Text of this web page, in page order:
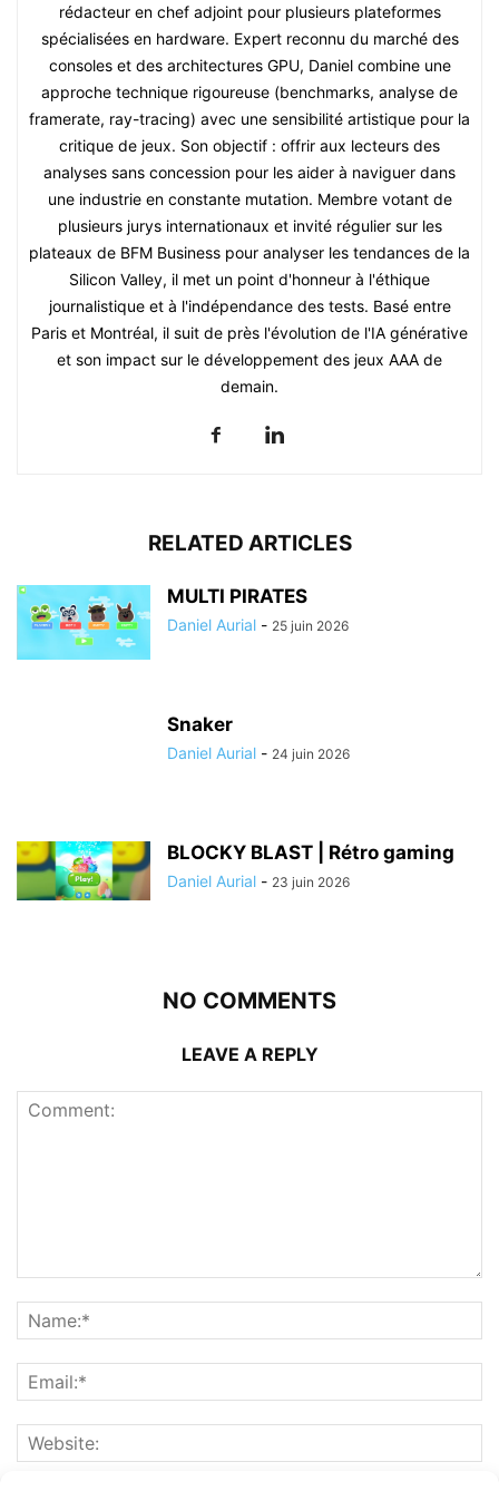
rédacteur en chef adjoint pour plusieurs plateformes
spécialisées en hardware. Expert reconnu du marché des
consoles et des architectures GPU, Daniel combine une
approche technique rigoureuse (benchmarks, analyse de
framerate, ray-tracing) avec une sensibilité artistique pour la
critique de jeux. Son objectif : offrir aux lecteurs des
analyses sans concession pour les aider à naviguer dans
une industrie en constante mutation. Membre votant de
plusieurs jurys internationaux et invité régulier sur les
plateaux de BFM Business pour analyser les tendances de la
Silicon Valley, il met un point d'honneur à l'éthique
journalistique et à l'indépendance des tests. Basé entre
Paris et Montréal, il suit de près l'évolution de l'IA générative
et son impact sur le développement des jeux AAA de
demain.
RELATED ARTICLES
MULTI PIRATES
Daniel Aurial - 25 juin 2026
Snaker
Daniel Aurial - 24 juin 2026
BLOCKY BLAST | Rétro gaming
Daniel Aurial - 23 juin 2026
NO COMMENTS
LEAVE A REPLY